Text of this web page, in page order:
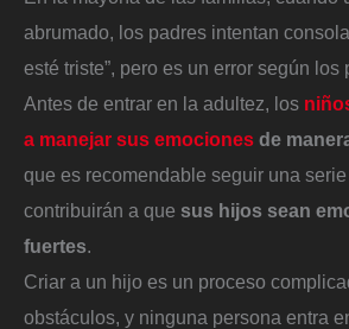
abrumado, los padres intentan
esté triste”, pero es un error según los
Antes de entrar en la adultez, los
a manejar sus emociones de
que es recomendable seguir una
contribuirán a que sus hijos sean
fuertes.
Criar a un hijo es un proceso
obstáculos, y ninguna persona entra